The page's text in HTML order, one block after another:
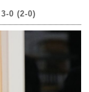
0 (2-0)